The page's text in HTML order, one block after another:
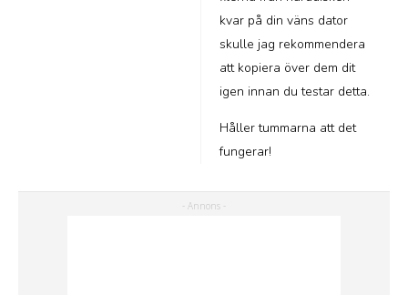
kvar på din väns dator
skulle jag rekommendera
att kopiera över dem dit
igen innan du testar detta.
Håller tummarna att det
fungerar!